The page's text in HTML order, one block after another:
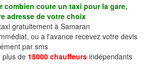
combien coute un taxi pour la gare,
adresse de votre choix
gratuitement à Samaran
ou a l'avance recevez votre devis
par sms
plus de 15000 chauffeurs indépendants